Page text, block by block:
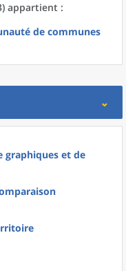
appartient :
de communes
graphiques et de